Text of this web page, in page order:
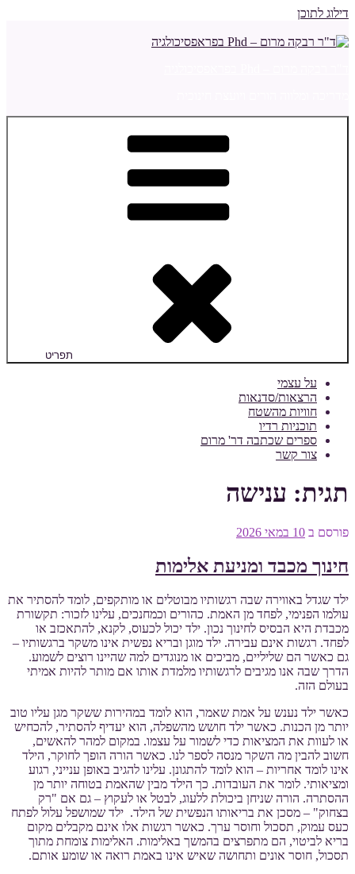
דילוג לתוכן
תפריט
על עצמי
הרצאות/סדנאות
חוויות מהשטח
תוכניות רדיו
ספרים שכתבה דר' מרום
צור קשר
תגית: ענישה
פורסם ב 10 במאי 2026
חינוך מכבד ומניעת אלימות
ילד שגדל באווירה שבה רגשותיו מבוטלים או מותקפים, לומד להסתיר את
עולמו הפנימי, לפחד מן האמת. כהורים וכמחנכים, עלינו לזכור: תקשורת
מכבדת היא הבסיס לחינוך נכון. ילד יכול לכעוס, לקנא, להתאכזב או
לפחד. רגשות אינם עבירה. ילד מוגן ובריא נפשית אינו משקר ברגשותיו –
גם כאשר הם שליליים, מביכים או מנוגדים למה שהיינו רוצים לשמוע.
הדרך שבה אנו מגיבים לרגשותיו מלמדת אותו אם מותר להיות אמיתי
בעולם הזה.
כאשר ילד נענש על אמת שאמר, הוא לומד במהירות ששקר מגן עליו טוב
יותר מן הכנות. כאשר ילד חושש מהשפלה, הוא יעדיף להסתיר, להכחיש
או לעוות את המציאות כדי לשמור על עצמו. במקום למהר להאשים,
חשוב להבין מה השקר מנסה לספר לנו. כאשר הורה הופך לחוקר, הילד
אינו לומד אחריות – הוא לומד להתגונן. עלינו להגיב באופן ענייני, רגוע
ומציאותי. לומר את העובדות. כך הילד מבין שהאמת בטוחה יותר מן
ההסתרה. הורה שניחן ביכולת ללעוג, לבטל או לעקוץ – גם אם "רק
בצחוק" – מסכן את בריאותו הנפשית של הילד. ילד שמושפל עלול לפתח
כעס עמוק, תסכול וחוסר ערך. כאשר רגשות אלו אינם מקבלים מקום
בריא לביטוי, הם מתפרצים בהמשך באלימות. האלימות צומחת מתוך
תסכול, חוסר אונים ותחושה שאיש אינו באמת רואה או שומע אותם.